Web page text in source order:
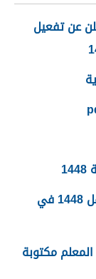
عن تفعيل
رابط التقديم على وظائف الهيئة العامة للنقل 1448 في
عن يوم المعلم مكتوبة